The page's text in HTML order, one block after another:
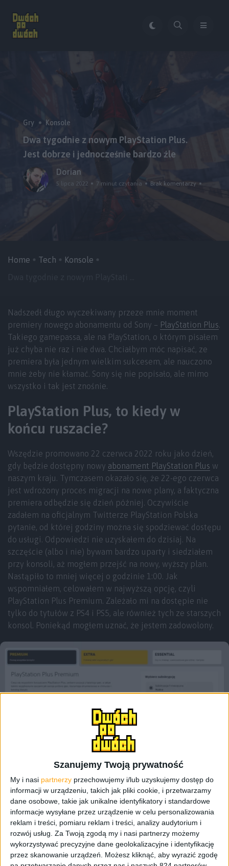
Szanujemy Twoją prywatność
My i nasi partnerzy przechowujemy i/lub uzyskujemy dostęp do
informacji w urządzeniu, takich jak pliki cookie, i przetwarzamy
dane osobowe, takie jak unikalne identyfikatory i standardowe
informacje wysyłane przez urządzenie w celu personalizowania
reklam i treści, pomiaru reklam i treści, analizy audytorium i
rozwój usług. Za Twoją zgodą my i nasi partnerzy możemy
wykorzystywać precyzyjne dane geolokalizacyjne i identyfikację
przez skanowanie urządzeń. Możesz kliknąć, aby wyrazić zgodę
Gry Konsole
Dwa tygodnie z nowym PlayStation Plus.
Jest dobrze i jednocześnie bardzo źle
Dorian
5 lipca 2022 7 minut czytania Brak komentarzy
Home Tech
Konsole
Nadszedł długo wyczekiwany przeze mnie moment
premiery nowego abonamentu od Sony – PlayStation Plus.
Takiego gamepassa, ale na PlayStation, o którym pisałem
już chyba nie raz i nie dwa. Chciałbym móc napisać, ze
premiera była jednym wielkim sukcesem, ale nauczono
mnie żeby nie kłamać. Sony się nie popisało, ale mimo
wszystko i tak jest znośnie.
PlayStation Plus, to kiedy w
końcu ruszacie?
Wszędzie promowano 22 czerwca 2022 roku jako dzień,
gdy będzie dostępny nowy abonament PlayStation Plus w
naszym kraju. Tymczasem okazało się, że 22-ego czerwca
jest wdrożony proces migracji na nowe plany, a faktyczna
premiera odbędzie się dzień później. Oczywiście
zadałem na oficjalnym Twitterze PlayStation Polska
pytanie, od której godziny można się spodziewać dostępu
do usługi. Odpowiedzi nie uzyskałem do dzisiaj. Na
szczęście (albo i nie) bywam bardzo uparty i siedziałem
przy konsoli, aż mogłem przejść na nowy, wyższy plan.
Nastąpiło to mniej więcej o godzinie 1:00. Jak
wspomniałem, celowałem w najwyższą opcję, czyli
PlayStation Plus Premium. Zależało mi na dostępie nie
tylko do tytułów z PS4 i PS5, ale również tych ze starszych
konsol. Poniekąd mogłem uznać, że jestem zadowolony.
PlayStation Plus – plany abonamentowe / fot. playstation.com
Sądząc po tym w jakim stanie była usługa (i w sumie
nadal jest), traktował bym to bardziej jako betę. A może
nawet alfę. Takiej fuszery w świecie gier to nie widziałem
chyba od czasów premiery Cyberpunka 2077 . Większość
tytułów z listy, która była udostępniana dużo wcześniej,
nie jest dostępna w naszym kraju. Sociale PlayStation, na